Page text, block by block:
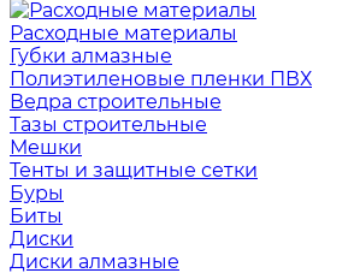
Расходные материалы
Губки алмазные
Полиэтиленовые пленки ПВХ
Ведра строительные
Тазы строительные
Мешки
Тенты и защитные сетки
Буры
Биты
Диски
Диски алмазные